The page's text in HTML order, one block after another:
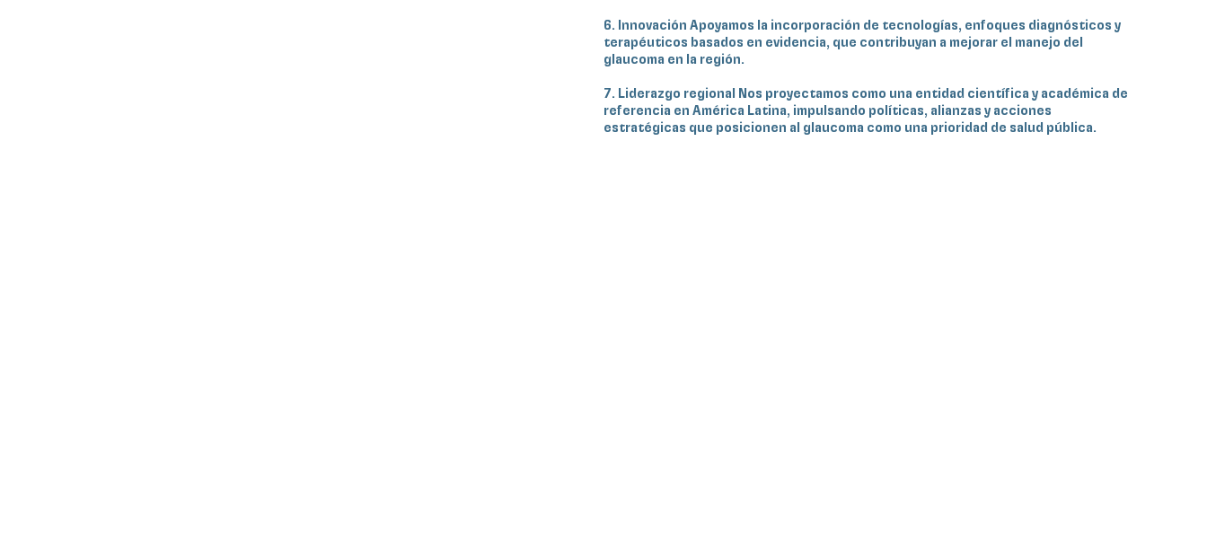
6. Innovación Apoyamos la incorporación de tecnologías, enfoques diagnósticos y
terapéuticos basados en evidencia, que contribuyan a mejorar el manejo del
glaucoma en la región.
7. Liderazgo regional Nos proyectamos como una entidad científica y académica de
referencia en América Latina, impulsando políticas, alianzas y acciones
estratégicas que posicionen al glaucoma como una prioridad de salud pública.